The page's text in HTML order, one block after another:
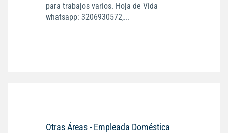
para trabajos varios. Hoja de Vida
whatsapp: 3206930572,...
Otras Áreas - Empleada Doméstica